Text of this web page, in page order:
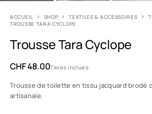
ACCUEIL SHOP TEXTILES & ACCESSOIRES
TROUSSE TARA CYCLOPE
Trousse Tara Cyclope
CHF48.00Taxes inclues
Trousse de toilette en tissu jacquard brodé
artisanale.